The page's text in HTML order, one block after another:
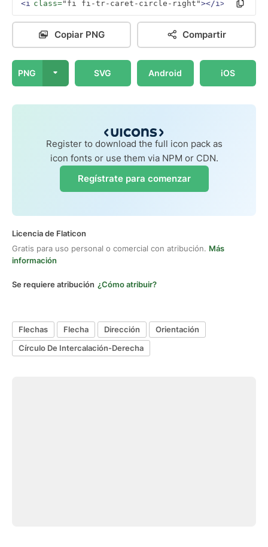
<i class="fi fi-tr-caret-circle-right"></i>
Copiar PNG Compartir
PNG SVG Android iOS
Register to download the full icon pack as
icon fonts or use them via NPM or CDN.
Regístrate para comenzar
Licencia de Flaticon
Gratis para uso personal o comercial con atribución. Más
información
Se requiere atribución ¿Cómo atribuir?
Flechas Flecha Dirección
Orientación
Círculo De Intercalación-Derecha